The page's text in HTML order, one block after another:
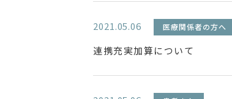
2021.05.06 医療関係者の方へ
連携充実加算について